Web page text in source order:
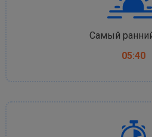
Самый
05:40